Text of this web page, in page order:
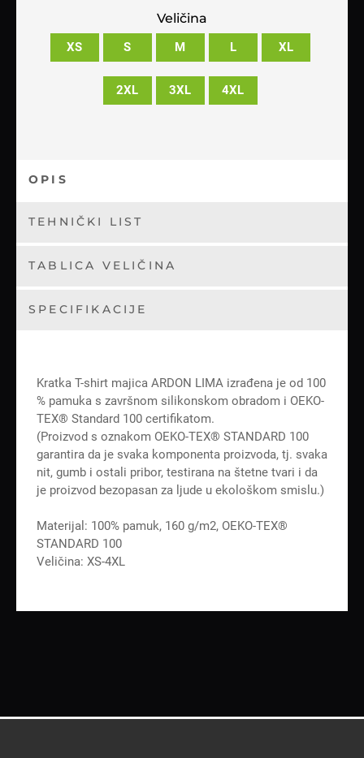
Veličina
XS S M L XL
2XL 3XL 4XL
OPIS
TEHNIČKI LIST
TABLICA VELIČINA
SPECIFIKACIJE
Kratka T-shirt majica ARDON LIMA izrađena je od 100
% pamuka s završnom silikonskom obradom i OEKO-
TEX® Standard 100 certifikatom.
(Proizvod s oznakom OEKO-TEX® STANDARD 100
garantira da je svaka komponenta proizvoda, tj. svaka
nit, gumb i ostali pribor, testirana na štetne tvari i da
je proizvod bezopasan za ljude u ekološkom smislu.)
Materijal: 100% pamuk, 160 g/m2, OEKO-TEX®
STANDARD 100
Veličina: XS-4XL